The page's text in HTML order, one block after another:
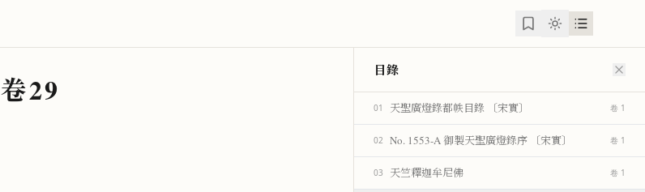
卷29
目錄
01 天聖廣燈錄都帙目錄 〔宋實〕 卷 1
02 No. 1553-A 御製天聖廣燈錄序 〔宋實〕 卷 1
03 天竺釋迦牟尼佛 卷 1